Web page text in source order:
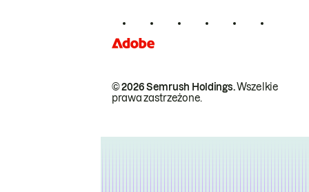
© 2026 Semrush Holdings.Wszelkie
prawa zastrzeżone.